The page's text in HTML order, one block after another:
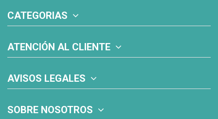
CATEGORIAS
ATENCIÓN AL CLIENTE
AVISOS LEGALES
SOBRE NOSOTROS